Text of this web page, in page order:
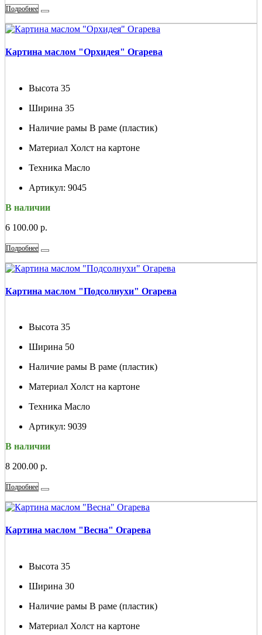
Подробнее
Картина маслом "Орхидея" Огарева
Высота 35
Ширина 35
Наличие рамы В раме (пластик)
Материал Холст на картоне
Техника Масло
Артикул: 9045
В наличии
6 100.00 р.
Подробнее
Картина маслом "Подсолнухи" Огарева
Высота 35
Ширина 50
Наличие рамы В раме (пластик)
Материал Холст на картоне
Техника Масло
Артикул: 9039
В наличии
8 200.00 р.
Подробнее
Картина маслом "Весна" Огарева
Высота 35
Ширина 30
Наличие рамы В раме (пластик)
Материал Холст на картоне